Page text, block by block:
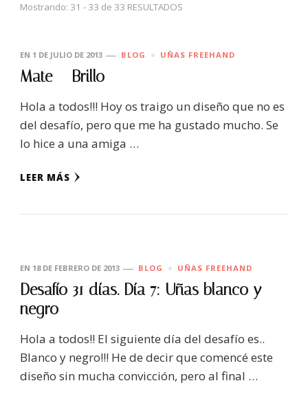
Mostrando: 31 - 33 de 33 RESULTADOS
EN 1 DE JULIO DE 2013 BLOG UÑAS FREEHAND
Mate – Brillo
Hola a todos!!! Hoy os traigo un diseño que no es
del desafío, pero que me ha gustado mucho. Se
lo hice a una amiga …
LEER MÁS
EN 18 DE FEBRERO DE 2013 BLOG UÑAS FREEHAND
Desafío 31 días. Día 7: Uñas blanco y
negro
Hola a todos!! El siguiente día del desafío es..
Blanco y negro!!! He de decir que comencé este
diseño sin mucha convicción, pero al final …